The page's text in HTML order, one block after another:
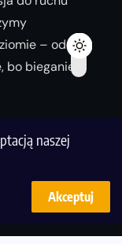
naszej
Akceptuj
– od
bo bieganie
wersję!